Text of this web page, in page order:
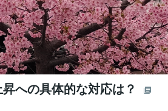
への具体的な対応は？